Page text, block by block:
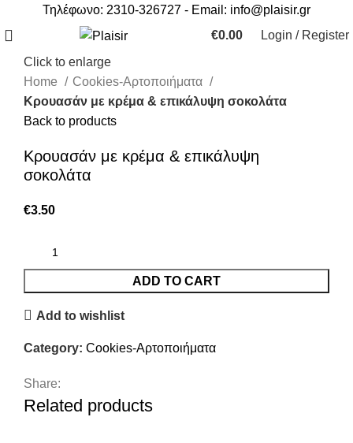
Τηλέφωνο: 2310-326727 - Email: info@plaisir.gr
€0.00 Login / Register
Click to enlarge
Home
Cookies-Αρτοποιήματα
Κρουασάν με κρέμα & επικάλυψη σοκολάτα
Back to products
Κρουασάν με κρέμα & επικάλυψη
σοκολάτα
€3.50
ADD TO CART
Add to wishlist
Category: Cookies-Αρτοποιήματα
Share:
Related products